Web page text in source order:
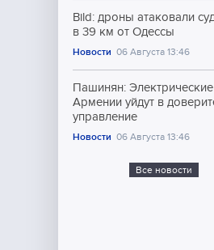
Bild: дроны атаковали
в 39 км от Одессы
Новости 06 Августа 13:46
Пашинян: Электрические
Армении уйдут в
управление
Новости 06 Августа 13:46
Все новости